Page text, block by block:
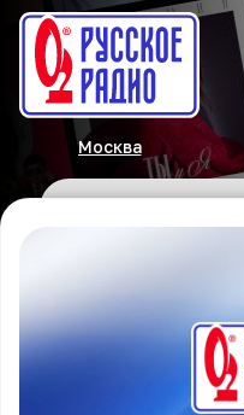
Москва